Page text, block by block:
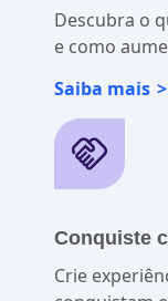
Descubra o
e como
Saiba mais
Conquiste
Crie